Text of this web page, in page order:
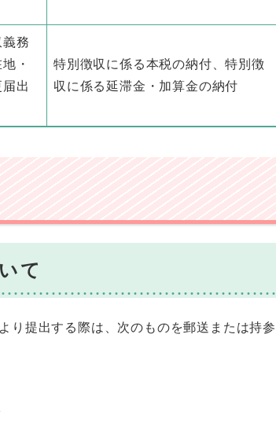
務
・
出
特別徴収に係る本税の納付、特別徴
収に係る延滞金・加算金の納付
て
り提出する際は、次のものを郵送または持参